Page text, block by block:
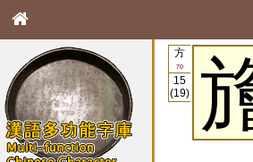
方
70
15
(19)